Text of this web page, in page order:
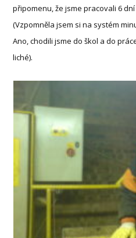
připomenu, že jsme pracovali 6
(Vzpomněla jsem si na systém
Ano, chodili jsme do škol a do
liché).